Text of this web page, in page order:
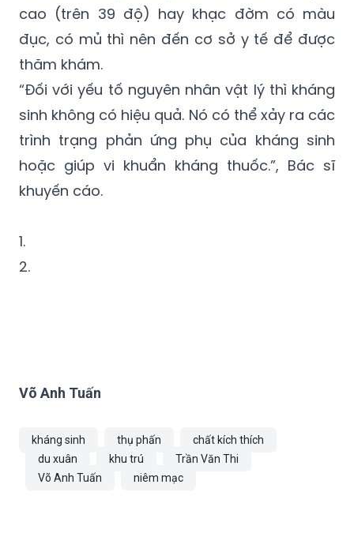
cao (trên 39 độ) hay khạc đờm có màu
đục, có mủ thì nên đến cơ sở y tế để được
thăm khám.
“Đối với yếu tố nguyên nhân vật lý thì kháng
sinh không có hiệu quả. Nó có thể xảy ra các
trình trạng phản ứng phụ của kháng sinh
hoặc giúp vi khuẩn kháng thuốc.”, Bác sĩ
khuyến cáo.
1.
2.
Võ Anh Tuấn
kháng sinh thụ phấn
chất kích thích
du xuân
khu trú
Trần Văn Thi
Võ Anh Tuấn
niêm mạc